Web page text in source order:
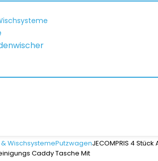
WischsystemePutzwagenJECOMPRIS 4
Caddy Tasche Mit